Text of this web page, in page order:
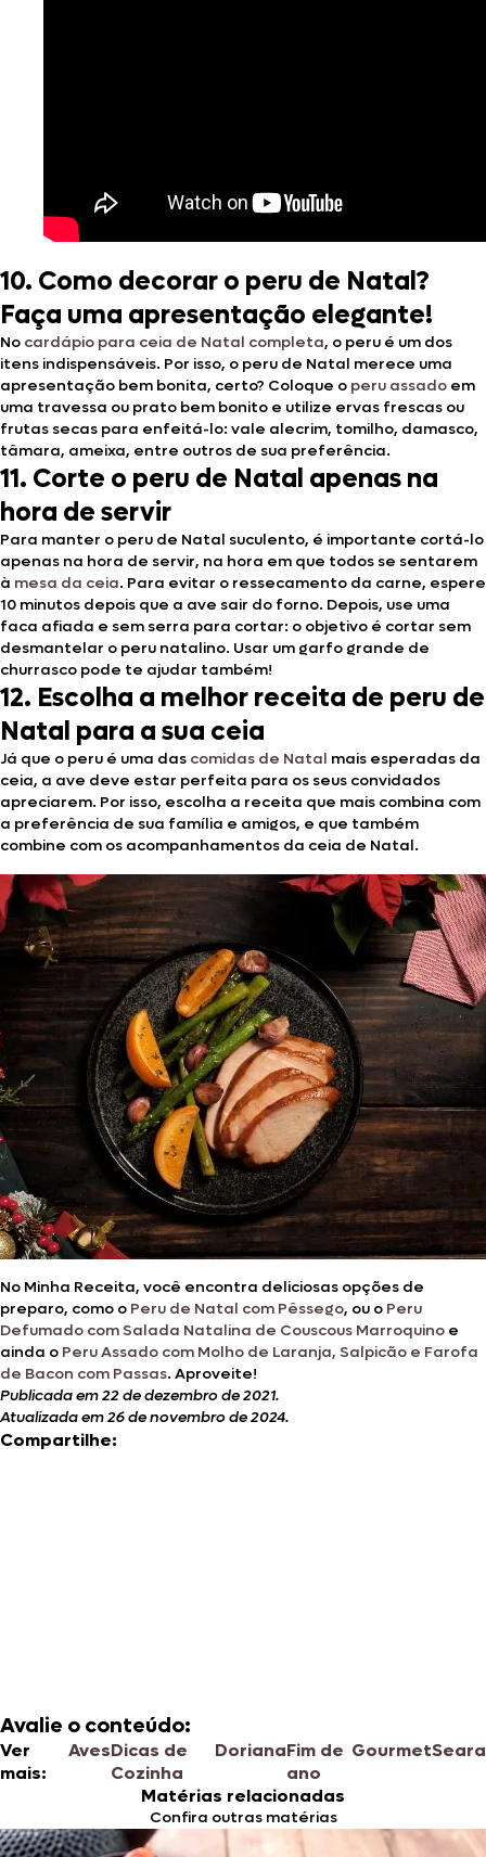
10. Como decorar o peru de Natal?
Faça uma apresentação elegante!
No cardápio para ceia de Natal completa, o peru é um dos
itens indispensáveis. Por isso, o peru de Natal merece uma
apresentação bem bonita, certo? Coloque o peru assado em
uma travessa ou prato bem bonito e utilize ervas frescas ou
frutas secas para enfeitá-lo: vale alecrim, tomilho, damasco,
tâmara, ameixa, entre outros de sua preferência.
11. Corte o peru de Natal apenas na
hora de servir
Para manter o peru de Natal suculento, é importante cortá-lo
apenas na hora de servir, na hora em que todos se sentarem
à mesa da ceia. Para evitar o ressecamento da carne, espere
10 minutos depois que a ave sair do forno. Depois, use uma
faca afiada e sem serra para cortar: o objetivo é cortar sem
desmantelar o peru natalino. Usar um garfo grande de
churrasco pode te ajudar também!
12. Escolha a melhor receita de peru de
Natal para a sua ceia
Já que o peru é uma das comidas de Natal mais esperadas da
ceia, a ave deve estar perfeita para os seus convidados
apreciarem. Por isso, escolha a receita que mais combina com
a preferência de sua família e amigos, e que também
combine com os acompanhamentos da ceia de Natal.
No Minha Receita, você encontra deliciosas opções de
preparo, como o Peru de Natal com Pêssego, ou o Peru
Defumado com Salada Natalina de Couscous Marroquino e
ainda o Peru Assado com Molho de Laranja, Salpicão e Farofa
de Bacon com Passas. Aproveite!
Publicada em 22 de dezembro de 2021.
Atualizada em 26 de novembro de 2024.
Compartilhe:
Avalie o conteúdo:
Ver
mais:
AvesDicas de
Cozinha
DorianaFim de
ano
GourmetSeara
Matérias relacionadas
Confira outras matérias